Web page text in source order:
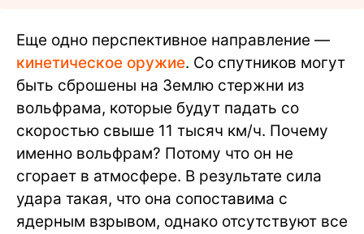
Еще одно перспективное направление —
кинетическое оружие. Со спутников могут
быть сброшены на Землю стержни из
вольфрама, которые будут падать со
скоростью свыше 11 тысяч км/ч. Почему
именно вольфрам? Потому что он не
сгорает в атмосфере. В результате сила
удара такая, что она сопоставима с
ядерным взрывом, однако отсутствуют все